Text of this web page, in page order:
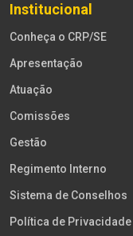
Institucional
Conheça o CRP/SE
Apresentação
Atuação
Comissões
Gestão
Regimento Interno
Sistema de Conselhos
Política de Privacidade